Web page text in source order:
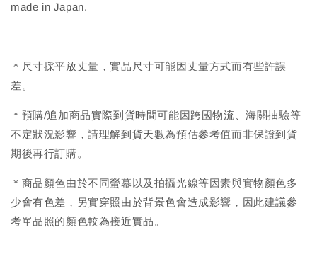
made in Japan.
＊尺寸採平放丈量，實品尺寸可能因丈量方式而有些許誤
差。
＊預購/追加商品實際到貨時間可能因跨國物流、海關抽驗等
不定狀況影響，請理解到貨天數為預估參考值而非保證到貨
期後再行訂購。
＊商品顏色由於不同螢幕以及拍攝光線等因素與實物顏色多
少會有色差，另實穿照由於背景色會造成影響，因此建議參
考單品照的顏色較為接近實品。